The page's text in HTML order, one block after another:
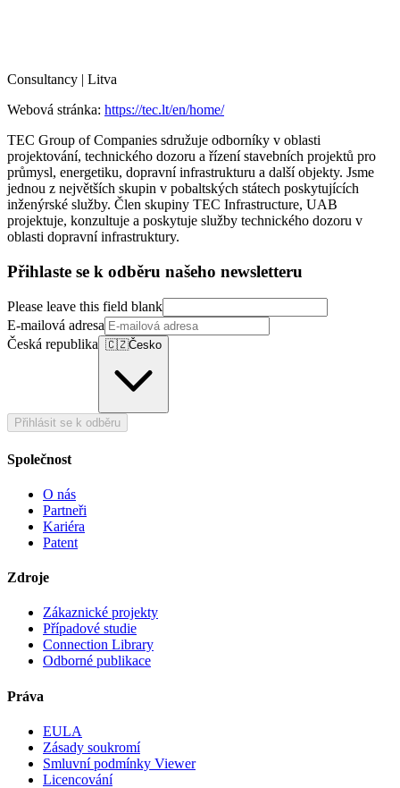
Consultancy | Litva
Webová stránka: https://tec.lt/en/home/
TEC Group of Companies sdružuje odborníky v oblasti
projektování, technického dozoru a řízení stavebních projektů pro
průmysl, energetiku, dopravní infrastrukturu a další objekty. Jsme
jednou z největších skupin v pobaltských státech poskytujících
inženýrské služby. Člen skupiny TEC Infrastructure, UAB
projektuje, konzultuje a poskytuje služby technického dozoru v
oblasti dopravní infrastruktury.
Přihlaste se k odběru našeho newsletteru
Please leave this field blank
E-mailová adresa
Česká republika 🇨🇿Česko
Přihlásit se k odběru
Společnost
O nás
Partneři
Kariéra
Patent
Zdroje
Zákaznické projekty
Případové studie
Connection Library
Odborné publikace
Práva
EULA
Zásady soukromí
Smluvní podmínky Viewer
Licencování